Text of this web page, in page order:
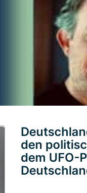
den
dem UFO-